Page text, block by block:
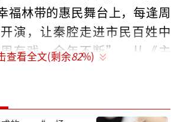
福林带的惠民舞台上，每逢周
演，让秦腔走进市民百姓中
有戏、全年不断”。从《主
不息。
查看全文(剩余82%)